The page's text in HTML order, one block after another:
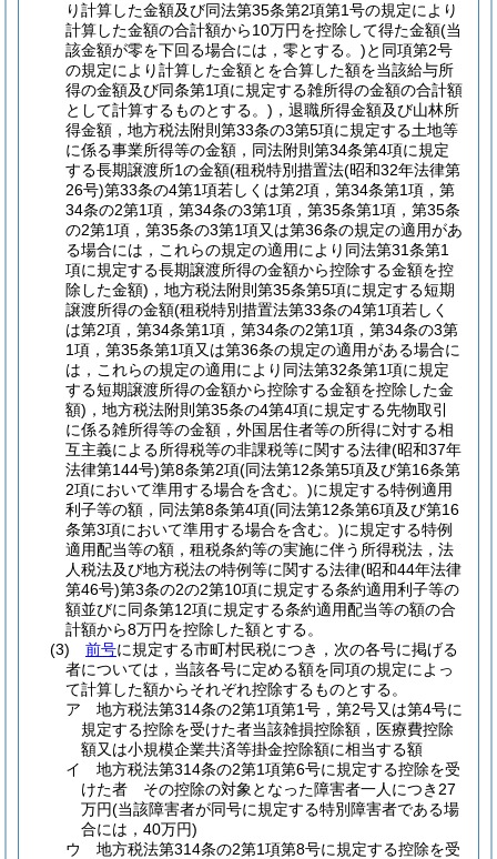
り計算した金額及び同法第35条第2項第1号の規定により
計算した金額の合計額から10万円を控除して得た金額(当
該金額が零を下回る場合には，零とする。)と同項第2号
の規定により計算した金額とを合算した額を当該給与所
得の金額及び同条第1項に規定する雑所得の金額の合計額
として計算するものとする。) ，退職所得金額及び山林所
得金額，地方税法附則第33条の3第5項に規定する土地等
に係る事業所得等の金額，同法附則第34条第4項に規定
する長期譲渡所1の金額(租税特別措置法(昭和32年法律第
26号)第33条の4第1項若しくは第2項，第34条第1項，第
34条の2第1項，第34条の3第1項，第35条第1項，第35条
の2第1項，第35条の3第1項又は第36条の規定の適用があ
る場合には，これらの規定の適用により同法第31条第1
項に規定する長期譲渡所得の金額から控除する金額を控
除した金額) ，地方税法附則第35条第5項に規定する短期
譲渡所得の金額(租税特別措置法第33条の4第1項若しく
は第2項，第34条第1項，第34条の2第1項，第34条の3第
1項，第35条第1項又は第36条の規定の適用がある場合に
は，これらの規定の適用により同法第32条第1項に規定
する短期譲渡所得の金額から控除する金額を控除した金
額) ，地方税法附則第35条の4第4項に規定する先物取引
に係る雑所得等の金額，外国居住者等の所得に対する相
互主義による所得税等の非課税等に関する法律(昭和37年
法律第144号)第8条第2項(同法第12条第5項及び第16条第
2項において準用する場合を含む。)に規定する特例適用
利子等の額，同法第8条第4項(同法第12条第6項及び第16
条第3項において準用する場合を含む。)に規定する特例
適用配当等の額，租税条約等の実施に伴う所得税法，法
人税法及び地方税法の特例等に関する法律(昭和44年法律
第46号)第3条の2の2第10項に規定する条約適用利子等の
額並びに同条第12項に規定する条約適用配当等の額の合
計額から8万円を控除した額とする。
(3)
前号に規定する市町村民税につき，次の各号に掲げる
者については，当該各号に定める額を同項の規定によっ
て計算した額からそれぞれ控除するものとする。
ア
地方税法第314条の2第1項第1号，第2号又は第4号に
規定する控除を受けた者当該雑損控除額，医療費控除
額又は小規模企業共済等掛金控除額に相当する額
イ
地方税法第314条の2第1項第6号に規定する控除を受
けた者 その控除の対象となった障害者一人につき27
万円(当該障害者が同号に規定する特別障害者である場
合には，40万円)
ウ
地方税法第314条の2第1項第8号に規定する控除を受